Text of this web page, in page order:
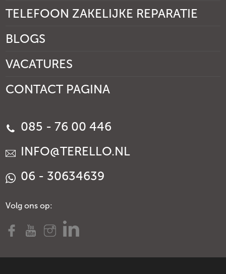
TELEFOON ZAKELIJKE REPARATIE
BLOGS
VACATURES
CONTACT PAGINA
085 - 76 00 446
INFO@TERELLO.NL
06 - 30634639
Volg ons op: